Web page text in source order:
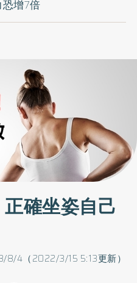
增7倍
確坐姿自己
8/4（2022/3/15 5:13更新）